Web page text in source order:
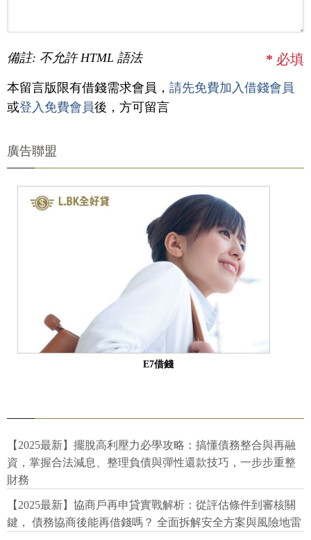
備註: 不允許 HTML 語法 * 必填
本留言版限有借錢需求會員， 請先免費加入借錢會員
或登入免費會員後，方可留言
廣告聯盟
E7借錢
【2025最新】擺脫高利壓力必學攻略：搞懂債務整合與再融
資，掌握合法減息、整理負債與彈性還款技巧，一步步重整
財務
【2025最新】協商戶再申貸實戰解析：從評估條件到審核關
鍵， 債務協商後能再借錢嗎？ 全面拆解安全方案與風險地雷